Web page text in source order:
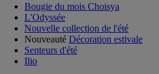
Bougie du mois Choisya
L'Odyssée
Nouvelle collection de l'été
Nouveauté Décoration estivale
Senteurs d'été
Ilio